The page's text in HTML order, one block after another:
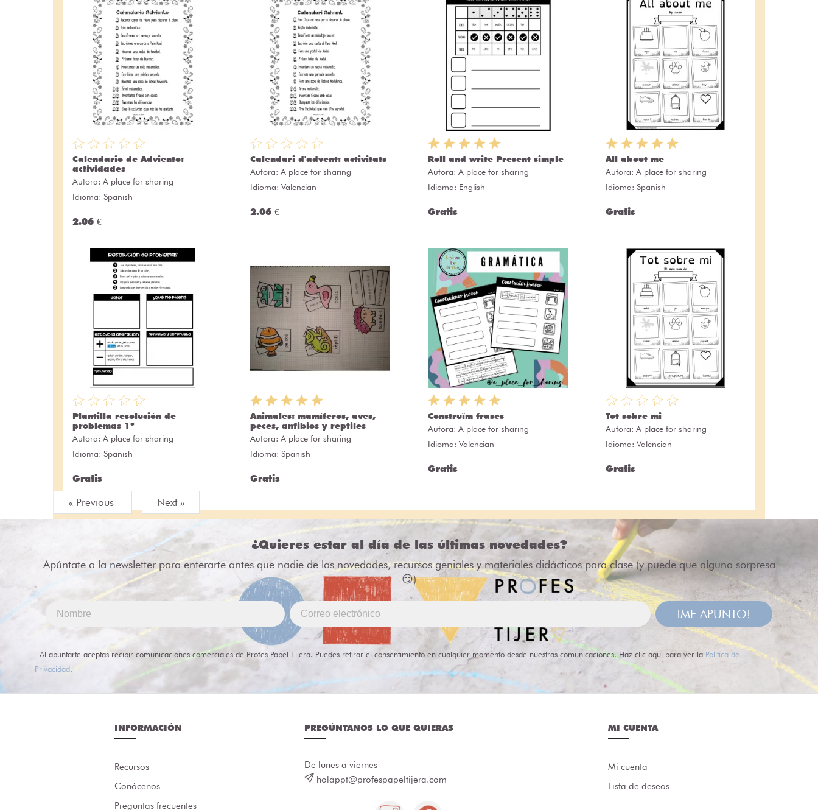
Calendario de Adviento:
actividades
Autora: A place for sharing
Idioma: Spanish
2.06 €
Calendari d'advent: activitats
Autora: A place for sharing
Idioma: Valencian
2.06 €
Roll and write Present simple
Autora: A place for sharing
Idioma: English
Gratis
All about me
Autora: A place for sharing
Idioma: Spanish
Gratis
Plantilla resolución de
problemas 1º
Autora: A place for sharing
Idioma: Spanish
Gratis
Animales: mamíferos, aves,
peces, anfibios y reptiles
Autora: A place for sharing
Idioma: Spanish
Gratis
Construïm frases
Autora: A place for sharing
Idioma: Valencian
Gratis
Tot sobre mi
Autora: A place for sharing
Idioma: Valencian
Gratis
« Previous Next »
¿Quieres estar al día de las últimas novedades?
Apúntate a la newsletter para enterarte antes que nadie de las novedades, recursos geniales y materiales didácticos para clase (y puede que alguna sorpresa
😏)
¡ME APUNTO!
Al apuntarte aceptas recibir comunicaciones comerciales de Profes Papel Tijera. Puedes retirar el consentimiento en cualquier momento desde nuestras comunicaciones. Haz clic aquí para ver la Política de
Privacidad.
INFORMACIÓN
Recursos
Conócenos
Preguntas frecuentes
PREGÚNTANOS LO QUE QUIERAS
De lunes a viernes
holappt@profespapeltijera.com
MI CUENTA
Mi cuenta
Lista de deseos